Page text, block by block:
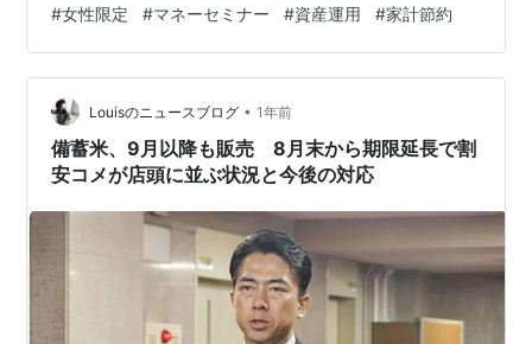
い。 執筆者の紹介 はじめに この記事はこんなタイプの
方のお役に立ちます この記事を読んでわかること 女性限
定＆無料「働く女性のための無料マネーセミナー」の特
長 「働く女性のための無料マネーセミナー」 の約束
「働く女性のための無料マネーセミナー」 の特長 「働く
女性のための無料マネーセミナー」で…
#女性限定 #マネーセミナー #資産運用 #家計節約
Louisのニュースブログ • 1年前
備蓄米、9月以降も販売 8月末から期限延長で割
安コメが店頭に並ぶ状況と今後の対応